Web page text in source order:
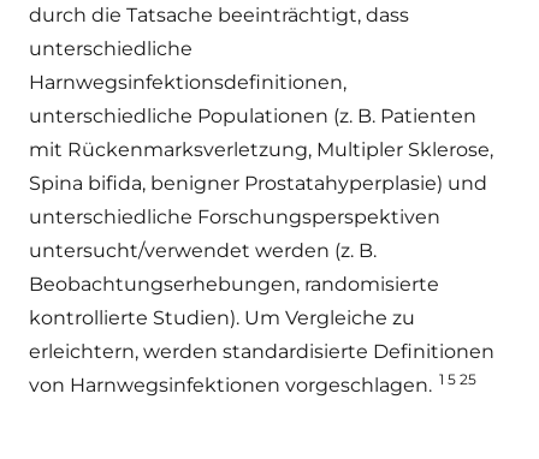
durch die Tatsache beeinträchtigt, dass
unterschiedliche
Harnwegsinfektionsdefinitionen,
unterschiedliche Populationen (z. B. Patienten
mit Rückenmarksverletzung, Multipler Sklerose,
Spina bifida, benigner Prostatahyperplasie) und
unterschiedliche Forschungsperspektiven
untersucht/verwendet werden (z. B.
Beobachtungserhebungen, randomisierte
kontrollierte Studien). Um Vergleiche zu
erleichtern, werden standardisierte Definitionen
von Harnwegsinfektionen vorgeschlagen. 1 5 25